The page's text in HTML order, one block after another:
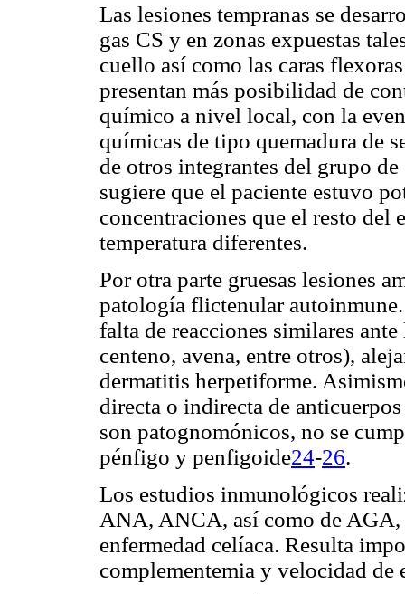
Las lesiones tempranas se
gas CS y en zonas expuestas
cuello así como las caras
presentan más posibilidad de
químico a nivel local, con la
químicas de tipo quemadura de
de otros integrantes del grupo
sugiere que el paciente estuvo
concentraciones que el resto del
temperatura diferentes.
Por otra parte gruesas lesiones
patología flictenular
falta de reacciones similares
centeno, avena, entre otros),
dermatitis herpetiforme.
directa o indirecta de
son patognomónicos, no se
pénfigo y penfigoide24-26.
Los estudios inmunológicos
ANA, ANCA, así como de
enfermedad celíaca. Resulta
complementemia y velocidad